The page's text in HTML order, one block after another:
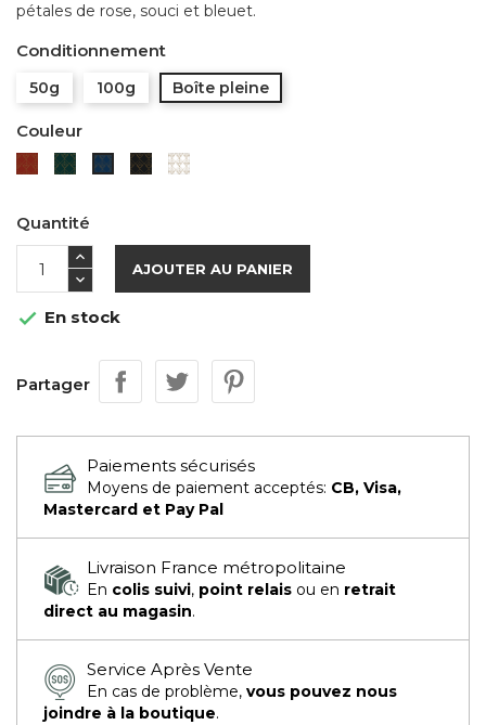
pétales de rose, souci et bleuet.
Conditionnement
50g 100g Boîte pleine
Couleur
RougeVerte BleueNoireBlanche
Quantité
AJOUTER AU PANIER
 En stock
Partager
Paiements sécurisés
Moyens de paiement acceptés: CB, Visa,
Mastercard et Pay Pal
Livraison France métropolitaine
En colis suivi, point relais ou en retrait
direct au magasin.
Service Après Vente
En cas de problème, vous pouvez nous
joindre à la boutique.